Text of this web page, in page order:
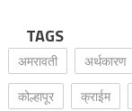
TAGS
अमरावती अर्थकारण
कोल्हापूर
क्राईम